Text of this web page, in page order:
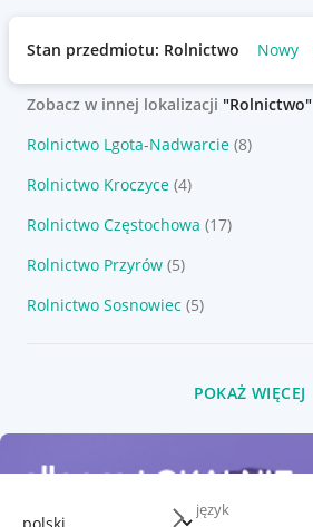
język
Stan przedmiotu: Rolnictwo Nowy
Zobacz w innej lokalizacji "Rolnictwo"
Rolnictwo Lgota-Nadwarcie (8)
Rolnictwo Kroczyce (4)
Rolnictwo Częstochowa (17)
Rolnictwo Przyrów (5)
Rolnictwo Sosnowiec (5)
POKAŻ WIĘCEJ